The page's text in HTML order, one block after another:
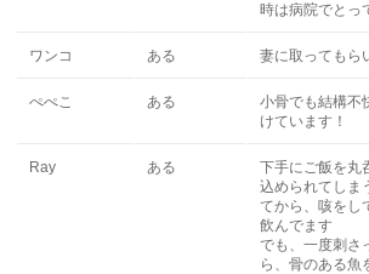
時は病院でとっ
ワンコ ある 妻に取ってもら
ぺぺこ ある
小骨でも結構不
けています！
Ray ある
下手にご飯を丸
込められてしま
てから、咳をし
飲んでます
でも、一度刺さ
ら、骨のある魚